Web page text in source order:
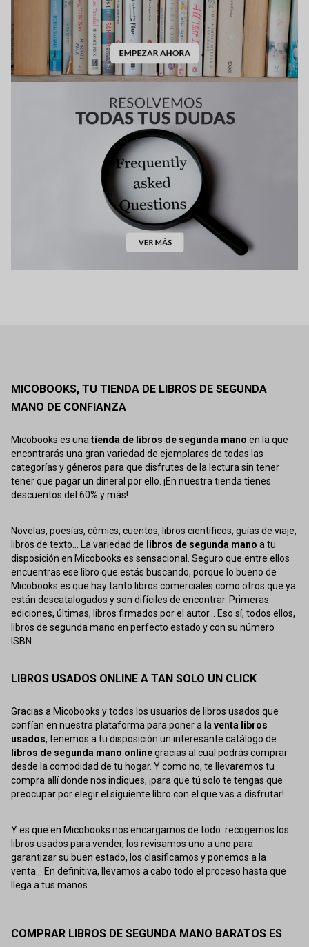
MICOBOOKS, TU TIENDA DE LIBROS DE SEGUNDA
MANO DE CONFIANZA
Micobooks es unatienda de libros de segunda mano en la que
encontrarás una gran variedad de ejemplares de todas las
categorías y géneros para que disfrutes de la lectura sin tener
tener que pagar un dineral por ello. ¡En nuestra tienda tienes
descuentos del 60% y más!
Novelas, poesías, cómics, cuentos, libros científicos, guías de viaje,
libros de texto... La variedad de libros de segunda mano a tu
disposición en Micobooks es sensacional. Seguro que entre ellos
encuentras ese libro que estás buscando, porque lo bueno de
Micobooks es que hay tanto libros comerciales como otros que ya
están descatalogados y son difíciles de encontrar. Primeras
ediciones, últimas, libros firmados por el autor... Eso sí, todos ellos,
libros de segunda mano en perfecto estado y con su número
ISBN.
LIBROS USADOS ONLINE A TAN SOLO UN CLICK
Gracias a Micobooks y todos los usuarios de libros usados que
confían en nuestra plataforma para poner a laventa libros
usados, tenemos a tu disposición un interesante catálogo de
libros de segunda mano onlinegracias al cual podrás comprar
desde la comodidad de tu hogar. Y como no, te llevaremos tu
compra allí donde nos indiques, ¡para que tú solo te tengas que
preocupar por elegir el siguiente libro con el que vas a disfrutar!
Y es que en Micobooks nos encargamos de todo: recogemos los
libros usados para vender, los revisamos uno a uno para
garantizar su buen estado, los clasificamos y ponemos a la
venta... En definitiva, llevamos a cabo todo el proceso hasta que
llega a tus manos.
COMPRAR LIBROS DE SEGUNDA MANO BARATOS ES